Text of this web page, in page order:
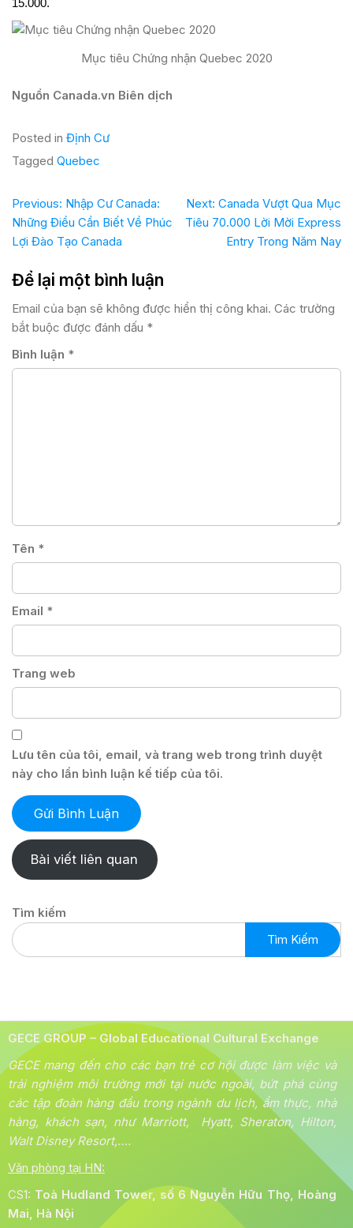
15.000.
Mục tiêu Chứng nhận Quebec 2020
Nguồn Canada.vn Biên dịch
Posted in Định Cư
Tagged Quebec
Previous: Nhập Cư Canada:
Những Điều Cần Biết Về Phúc
Lợi Đào Tạo Canada
Next: Canada Vượt Qua Mục
Tiêu 70.000 Lời Mời Express
Entry Trong Năm Nay
Để lại một bình luận
Email của bạn sẽ không được hiển thị công khai. Các trường
bắt buộc được đánh dấu *
Bình luận *
Tên *
Email *
Trang web
Lưu tên của tôi, email, và trang web trong trình duyệt
này cho lần bình luận kế tiếp của tôi.
Bài viết liên quan
Tìm kiếm
Tìm Kiếm
GECE GROUP – Global Educational Cultural Exchange
GECE mang đến cho các bạn trẻ cơ hội được làm việc và
trải nghiệm môi trường mới tại nước ngoài, bứt phá cùng
các tập đoàn hàng đầu trong ngành du lịch, ẩm thực, nhà
hàng, khách sạn, như Marriott, Hyatt, Sheraton, Hilton,
Walt Disney Resort,….
Văn phòng tại HN:
CS1: Toà Hudland Tower, số 6 Nguyễn Hữu Thọ, Hoàng
Mai, Hà Nội